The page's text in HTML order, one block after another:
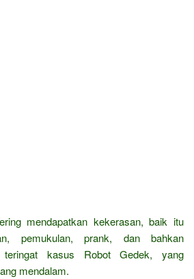
mendapatkan kekerasan, baik itu
pemukulan, prank, dan bahkan
teringat kasus Robot Gedek, yang
mendalam.